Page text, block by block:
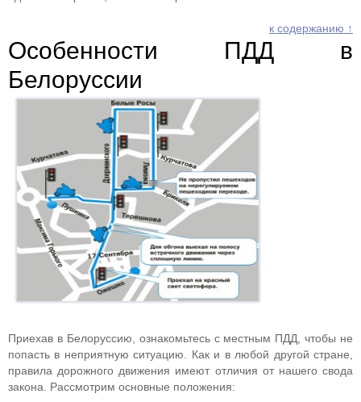
к содержанию ↑
Особенности ПДД в
Белоруссии
Приехав в Белоруссию, ознакомьтесь с местным ПДД, чтобы не
попасть в неприятную ситуацию. Как и в любой другой стране,
правила дорожного движения имеют отличия от нашего свода
закона. Рассмотрим основные положения: